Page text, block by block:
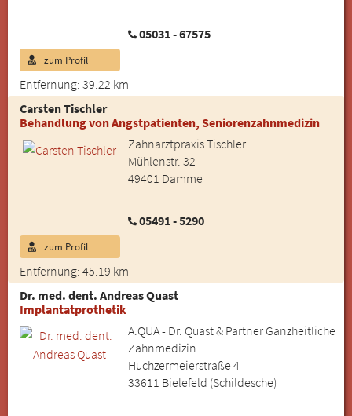
05031 - 67575
Entfernung: 39.22 km
zum Profil
Carsten Tischler
Behandlung von Angstpatienten, Seniorenzahnmedizin
Zahnarztpraxis Tischler
Mühlenstr. 32
49401 Damme
05491 - 5290
Entfernung: 45.19 km
zum Profil
Dr. med. dent. Andreas Quast
Implantatprothetik
A.QUA - Dr. Quast & Partner Ganzheitliche
Zahnmedizin
Huchzermeierstraße 4
33611 Bielefeld (Schildesche)